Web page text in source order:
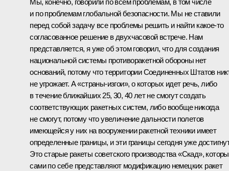
Мы, конечно, говорили по всем проблемам, в том числе
и по проблемам глобальной безопасности. Мы не ставили
перед собой задачу все проблемы решить и найти какое‑то
согласованное решение в двухчасовой встрече. Нам
представляется, я уже об этом говорил, что для создания
национальной системы противоракетной обороны нет
оснований, потому что территории Соединенных Штатов
не угрожает. А «страны-изгои», о которых идет речь, либо
в течение ближайших 25, 30, 40 лет не смогут создать
соответствующих ракетных систем, либо вообще никогда
не смогут, потому что увеличение дальности полетов
имеющейся у них на вооружении ракетной техники имеет
определенные границы, и эти границы сегодня уже
Это старые ракеты советского производства «Скад»,
сами по себе представляют модификацию немецких ракет